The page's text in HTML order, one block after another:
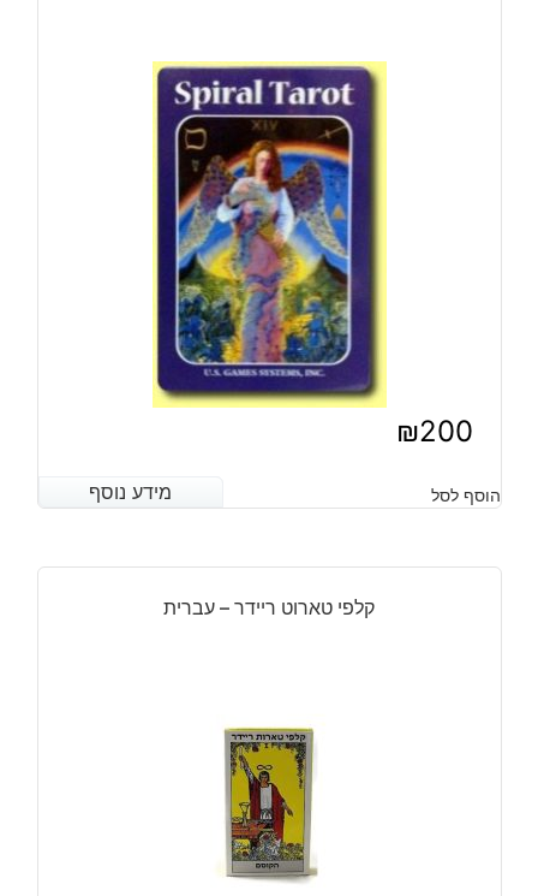
₪200
מידע נוסף הוסף לסל מידע נוסף
קלפי טארוט ריידר – עברית